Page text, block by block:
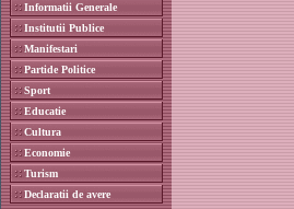
Informatii Generale
Institutii Publice
Manifestari
Partide Politice
Sport
Educatie
Cultura
Economie
Turism
Declaratii de avere